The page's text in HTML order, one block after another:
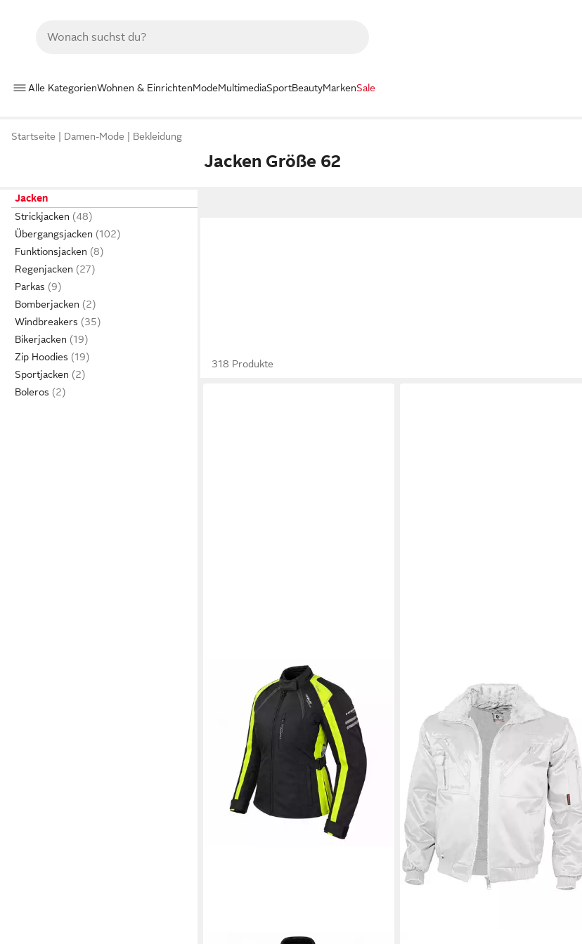
Alle KategorienWohnen & EinrichtenModeMultimediaSportBeautyMarkenSale
Startseite Damen-Mode Bekleidung
Jacken Größe 62
Jacken
Strickjacken
Übergangsjacken
Funktionsjacken
Regenjacken
Parkas
Bomberjacken
Windbreakers
Bikerjacken
Zip Hoodies
Sportjacken
Boleros
318 Produkte